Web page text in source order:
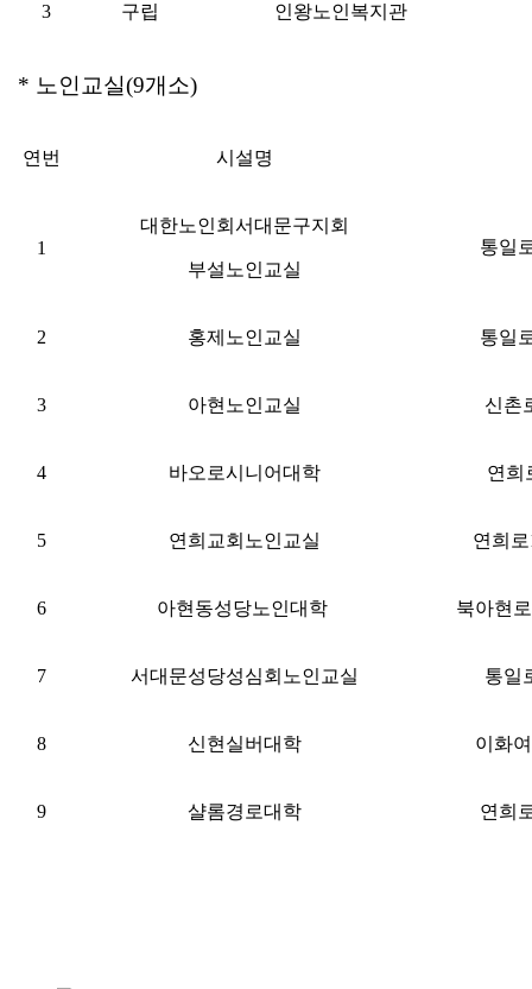
3 구립 인왕노인복지관
* 노인교실(9개소)
연번 시설명
1
대한노인회서대문구지회
부설노인교실
통일
2 홍제노인교실 통일
3 아현노인교실 신촌
4 바오로시니어대학 연희
5 연희교회노인교실 연희
6 아현동성당노인대학 북아현
7 서대문성당성심회 노인교실 통일
8 신현실버대학 이화
9 샬롬경로대학 연희